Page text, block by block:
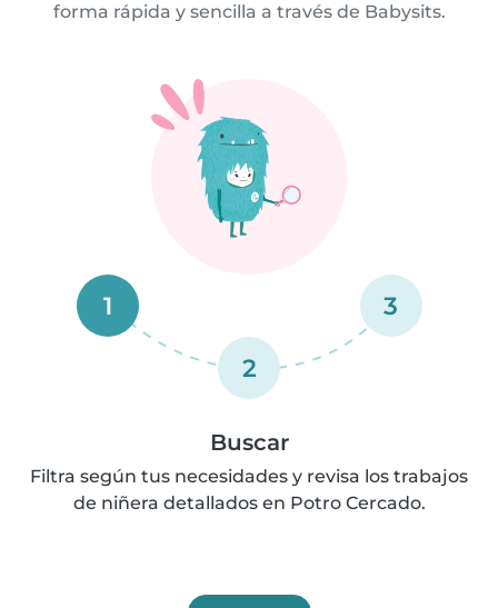
forma rápida y sencilla a través de Babysits.
1
2
3
Buscar
Filtra según tus necesidades y revisa los trabajos
de niñera detallados en Potro Cercado.